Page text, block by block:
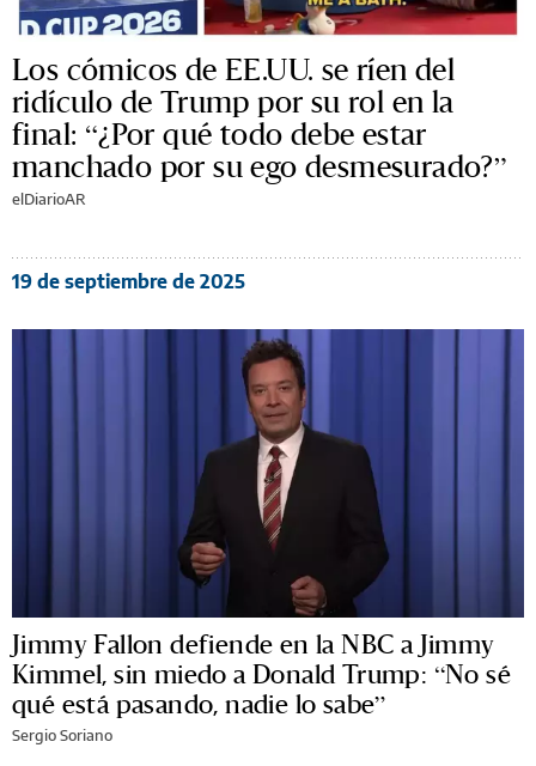
Los cómicos de EE.UU. se ríen del
ridículo de Trump por su rol en la
final: “¿Por qué todo debe estar
manchado por su ego desmesurado?”
elDiarioAR
19 de septiembre de 2025
Jimmy Fallon defiende en la NBC a Jimmy
Kimmel, sin miedo a Donald Trump: “No sé
qué está pasando, nadie lo sabe”
Sergio Soriano